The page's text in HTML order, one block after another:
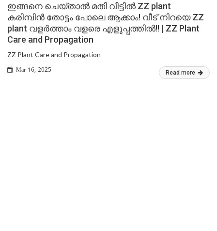
ഇങ്ങനെ ചെയ്താൽ മതി വീട്ടിൽ ZZ plant
കരിമ്പിൻ തോട്ടം പോലെ ആക്കാം! വീട് നിറയെ ZZ
plant വളർത്താം വളരെ എളുപ്പത്തിൽ!! | ZZ Plant
Care and Propagation
ZZ Plant Care and Propagation
Mar 16, 2025 Read more